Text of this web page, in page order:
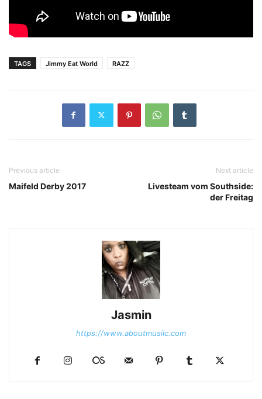
TAGS Jimmy Eat World RAZZ
Previous article
Maifeld Derby 2017
Next article
Livesteam vom Southside:
der Freitag
Jasmin
https://www.aboutmusiic.com